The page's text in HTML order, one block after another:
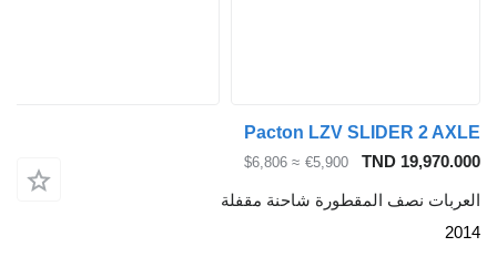
Pacton LZV SLIDER
TND
€5,900
≈ $6,806
نصف المقطورة شاحنة مقفلة